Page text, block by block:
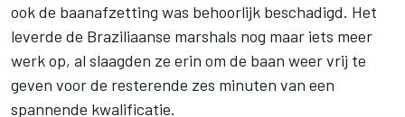
ook de baanafzetting was behoorlijk beschadigd. Het
leverde de Braziliaanse marshals nog maar iets meer
werk op, al slaagden ze erin om de baan weer vrij te
geven voor de resterende zes minuten van een
spannende kwalificatie.